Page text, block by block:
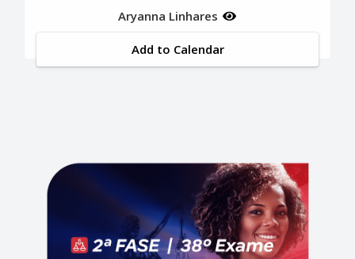
Aryanna Linhares
Add to Calendar